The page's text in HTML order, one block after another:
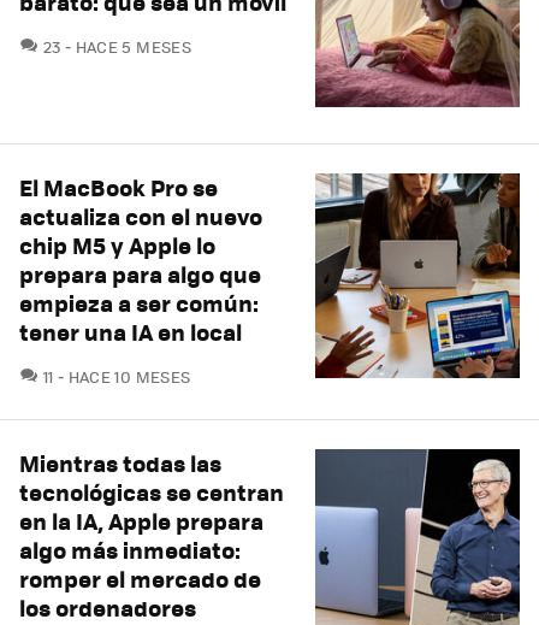
23 COMENTARIOS
HACE 5 MESES
El MacBook Pro se
actualiza con el nuevo
chip M5 y Apple lo
prepara para algo que
empieza a ser común:
tener una IA en local
11 COMENTARIOS
HACE 10 MESES
Mientras todas las
tecnológicas se centran
en la IA, Apple prepara
algo más inmediato:
romper el mercado de
los ordenadores